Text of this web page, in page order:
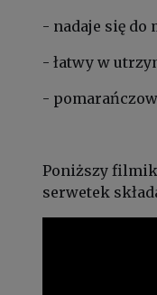
- nadaje się do
- łatwy w
-
Poniższy
serwetek